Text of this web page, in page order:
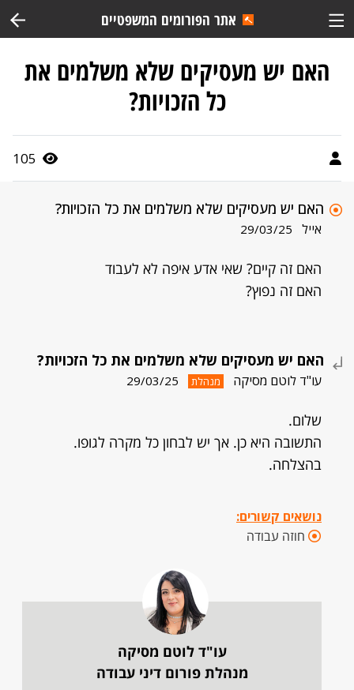
אתר הפורומים המשפטיים
האם יש מעסיקים שלא משלמים את
כל הזכויות?
105
האם יש מעסיקים שלא משלמים את כל הזכויות?
אייל 29/03/25
האם זה קיים? שאי אדע איפה לא לעבוד
האם זה נפוץ?
האם יש מעסיקים שלא משלמים את כל הזכויות?
עו"ד לוטם מסיקה מנהלת 29/03/25
שלום.
התשובה היא כן. אך יש לבחון כל מקרה לגופו.
בהצלחה.
נושאים קשורים:
חוזה עבודה
עו"ד לוטם מסיקה
מנהלת פורום דיני עבודה